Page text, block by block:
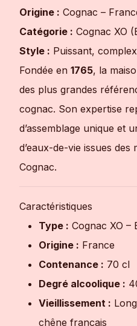
Origine : Cognac –
Catégorie : Cognac XO
Style : Puissant,
Fondée en 1765, la
des plus grandes
cognac. Son expertise
d’assemblage unique et
d’eaux-de-vie issues
Cognac.
Caractéristiques
Type : Cognac XO –
Origine : France
Contenance : 70 cl
Degré alcoolique :
Vieillissement :
chêne français